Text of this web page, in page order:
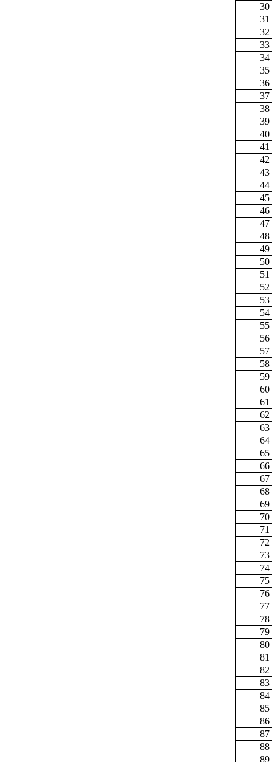
30
31
32
33
34
35
36
37
38
39
40
41
42
43
44
45
46
47
48
49
50
51
52
53
54
55
56
57
58
59
60
61
62
63
64
65
66
67
68
69
70
71
72
73
74
75
76
77
78
79
80
81
82
83
84
85
86
87
88
89